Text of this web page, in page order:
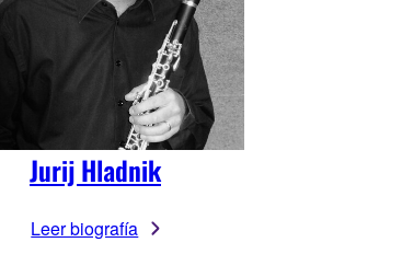
Jurij Hladnik
Leer biografía